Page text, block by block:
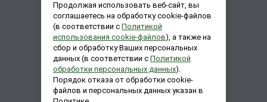
ЗАКАЗАТЬ ЗВОНОК
ЗАДАТЬ ВОПРОС
Продолжая использовать веб-сайт, вы
соглашаетесь на обработку cookie-файлов
(в соответствии с Политикой
использования cookie-файлов), а также на
сбор и обработку Ваших персональных
данных (в соответствии с Политикой
обработки персональных данных).
Порядок отказа от обработки cookie-
файлов и персональных данных указан в